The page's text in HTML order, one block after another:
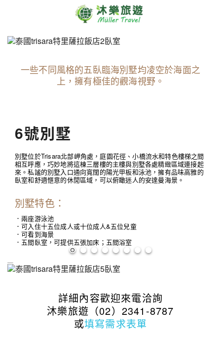
一些不同風格的五臥臨海別墅均凌空於海面之
上，擁有極佳的觀海視野。
6號別墅
別墅位於Trisara北部岬角處，庭園花徑、小橋流水和特色樓梯之間
相互呼應，巧妙地將這棟三層樓的主樓與別墅各處精緻區域連接起
來。私謐的別墅入口通向寬闊的陽光甲板和泳池，擁有品味高雅的
臥室和舒適愜意的休閒區域，可以俯瞰迷人的安達曼海景。
別墅特色：
．兩座游泳池
．可入住十五位成人或十位成人&五位兒童
．可看到海景
．五間臥室，可提供五張加床；五間浴室
詳細內容歡迎來電洽詢
沐樂旅遊（02）2341-8787
或填寫需求表單